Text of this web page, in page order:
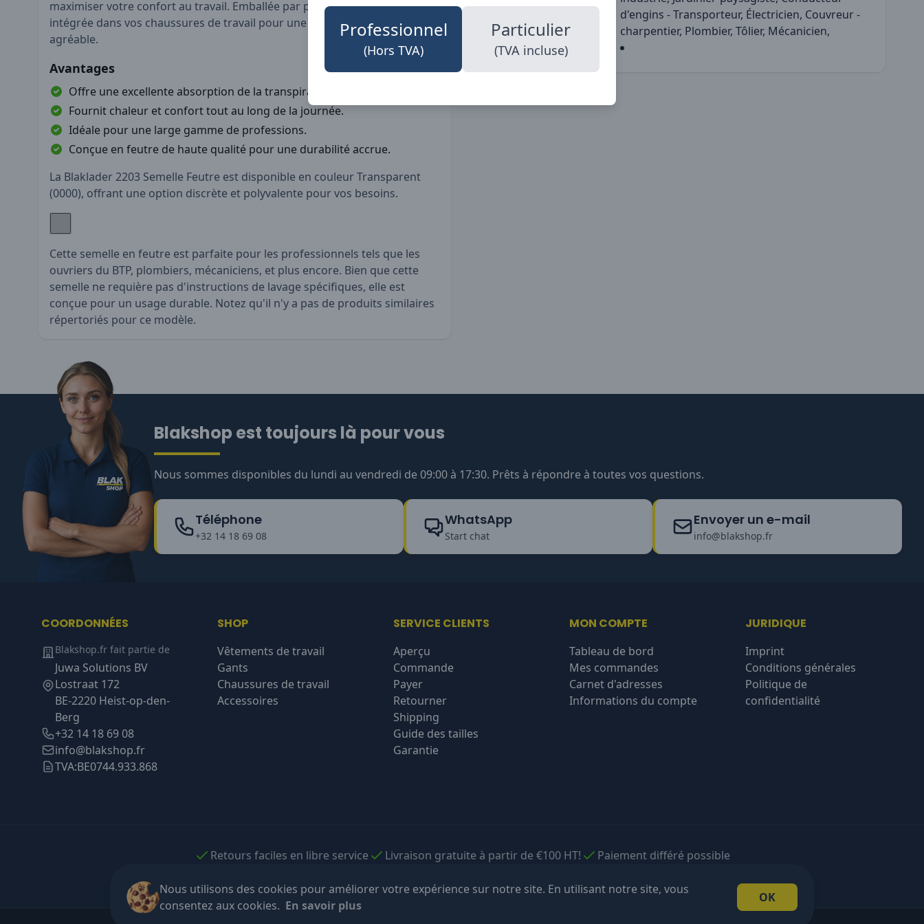
Nous utilisons des cookies pour améliorer votre expérience sur notre site. En utilisant notre site, vous
consentez aux cookies. En savoir plus
OK
Professionnel
(Hors TVA)
Particulier
(TVA incluse)
maximiser votre confort au travail. Emballée par paire, elle est prête à être
intégrée dans vos chaussures de travail pour une expérience de port
agréable.
Avantages
Offre une excellente absorption de la transpiration.
Fournit chaleur et confort tout au long de la journée.
Idéale pour une large gamme de professions.
Conçue en feutre de haute qualité pour une durabilité accrue.
La Blaklader 2203 Semelle Feutre est disponible en couleur Transparent
(0000), offrant une option discrète et polyvalente pour vos besoins.
Cette semelle en feutre est parfaite pour les professionnels tels que les
ouvriers du BTP, plombiers, mécaniciens, et plus encore. Bien que cette
semelle ne requière pas d'instructions de lavage spécifiques, elle est
conçue pour un usage durable. Notez qu'il n'y a pas de produits similaires
répertoriés pour ce modèle.
d'engins - Transporteur, Électricien, Couvreur -
charpentier, Plombier, Tôlier, Mécanicien,
Blakshop est toujours là pour vous
Nous sommes disponibles du lundi au vendredi de 09:00 à 17:30. Prêts à répondre à toutes vos questions.
Téléphone
+32 14 18 69 08
WhatsApp
Start chat
Envoyer un e-mail
info@blakshop.fr
COORDONNÉES
Blakshop.fr fait partie de
Juwa Solutions BV
Lostraat 172
BE-2220 Heist-op-den-
Berg
+32 14 18 69 08
info@blakshop.fr
TVA:BE0744.933.868
SHOP
Vêtements de travail
Gants
Chaussures de travail
Accessoires
SERVICE CLIENTS
Aperçu
Commande
Payer
Retourner
Shipping
Guide des tailles
Garantie
MON COMPTE
Tableau de bord
Mes commandes
Carnet d'adresses
Informations du compte
JURIDIQUE
Imprint
Conditions générales
Politique de
confidentialité
Retours faciles en libre service Livraison gratuite à partir de €100 HT! Paiement différé possible